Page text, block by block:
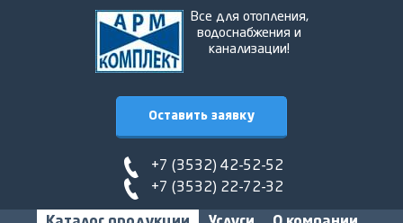
Все для отопления,
водоснабжения и
канализации!
Оставить заявку
+7 (3532) 42-52-52
+7 (3532) 22-72-32